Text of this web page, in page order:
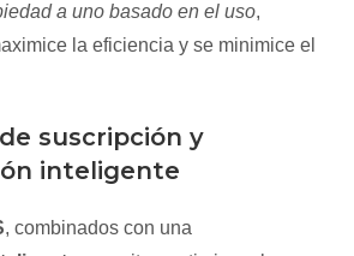
a uno basado en el uso,
la eficiencia y se minimice el
suscripción y
inteligente
, combinados con una